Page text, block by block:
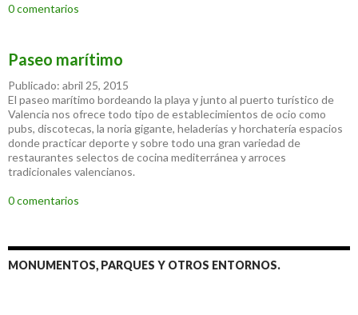
0 comentarios
Paseo marítimo
Publicado: abril 25, 2015
El paseo marítimo bordeando la playa y junto al puerto turístico de
Valencia nos ofrece todo tipo de establecimientos de ocio como
pubs, discotecas, la noria gigante, heladerías y horchatería espacios
donde practicar deporte y sobre todo una gran variedad de
restaurantes selectos de cocina mediterránea y arroces
tradicionales valencianos.
0 comentarios
MONUMENTOS, PARQUES Y OTROS ENTORNOS.